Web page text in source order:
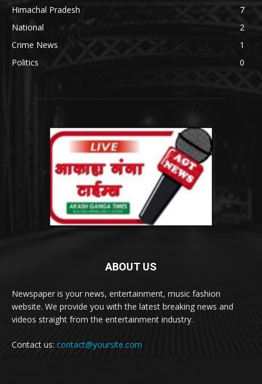
Himachal Pradesh
7
National
2
Crime News
1
Politics
0
ABOUT US
Newspaper is your news, entertainment, music fashion
website. We provide you with the latest breaking news and
videos straight from the entertainment industry.
Contact us: contact@yoursite.com